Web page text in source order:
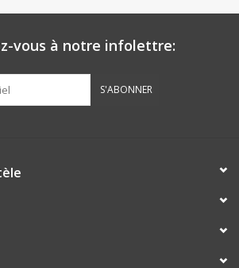
vous à notre infolettre:
S'ABONNER